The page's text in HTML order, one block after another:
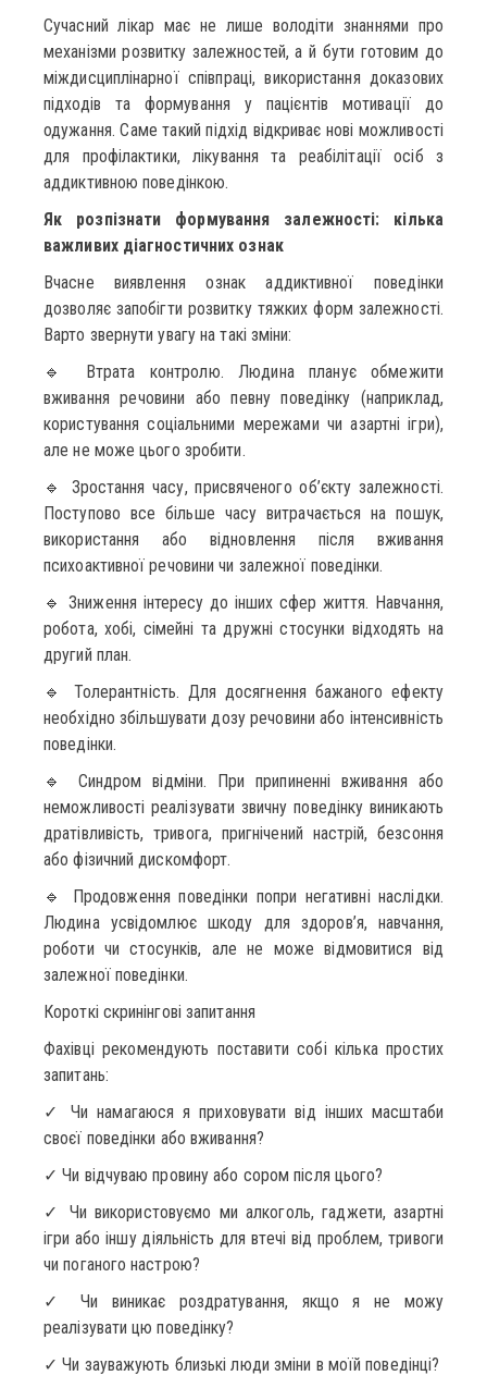
Сучасний лікар має не лише володіти знаннями про
механізми розвитку залежностей, а й бути готовим до
міждисциплінарної співпраці, використання доказових
підходів та формування у пацієнтів мотивації до
одужання. Саме такий підхід відкриває нові можливості
для профілактики, лікування та реабілітації осіб з
аддиктивною поведінкою.
Як розпізнати формування залежності: кілька
важливих діагностичних ознак
Вчасне виявлення ознак аддиктивної поведінки
дозволяє запобігти розвитку тяжких форм залежності.
Варто звернути увагу на такі зміни:
🔹 Втрата контролю. Людина планує обмежити
вживання речовини або певну поведінку (наприклад,
користування соціальними мережами чи азартні ігри),
але не може цього зробити.
🔹 Зростання часу, присвяченого об’єкту залежності.
Поступово все більше часу витрачається на пошук,
використання або відновлення після вживання
психоактивної речовини чи залежної поведінки.
🔹 Зниження інтересу до інших сфер життя. Навчання,
робота, хобі, сімейні та дружні стосунки відходять на
другий план.
🔹 Толерантність. Для досягнення бажаного ефекту
необхідно збільшувати дозу речовини або інтенсивність
поведінки.
🔹 Синдром відміни. При припиненні вживання або
неможливості реалізувати звичну поведінку виникають
дратівливість, тривога, пригнічений настрій, безсоння
або фізичний дискомфорт.
🔹 Продовження поведінки попри негативні наслідки.
Людина усвідомлює шкоду для здоров’я, навчання,
роботи чи стосунків, але не може відмовитися від
залежної поведінки.
Короткі скринінгові запитання
Фахівці рекомендують поставити собі кілька простих
запитань:
✓ Чи намагаюся я приховувати від інших масштаби
своєї поведінки або вживання?
✓ Чи відчуваю провину або сором після цього?
✓ Чи використовуємо ми алкоголь, гаджети, азартні
ігри або іншу діяльність для втечі від проблем, тривоги
чи поганого настрою?
✓ Чи виникає роздратування, якщо я не можу
реалізувати цю поведінку?
✓ Чи зауважують близькі люди зміни в моїй поведінці?